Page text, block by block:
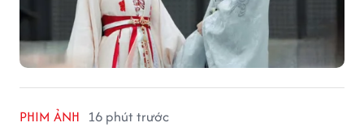
PHIM ẢNH 16 phút trước